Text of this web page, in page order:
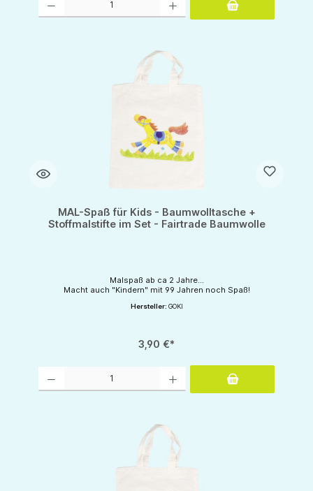
MAL-Spaß für Kids - Baumwolltasche +
Stoffmalstifte im Set - Fairtrade Baumwolle
Malspaß ab ca 2 Jahre...
Macht auch "Kindern" mit 99 Jahren noch Spaß!
Hersteller: GOKI
3,90 €*